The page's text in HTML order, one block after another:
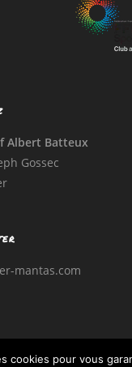
Albert Batteux
Gossec
mantas.com
cookies pour vous